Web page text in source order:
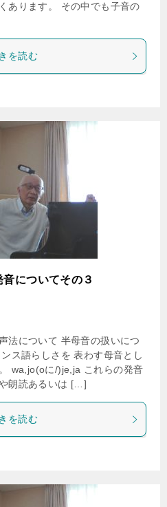
あります。 その中でも子音の
を読む
についてその３
法について 半母音の扱いにつ
ス語らしさを 表わす母音とし
wa,jo(oに/)je,ja これらの発音
朗読あるいは […]
を読む